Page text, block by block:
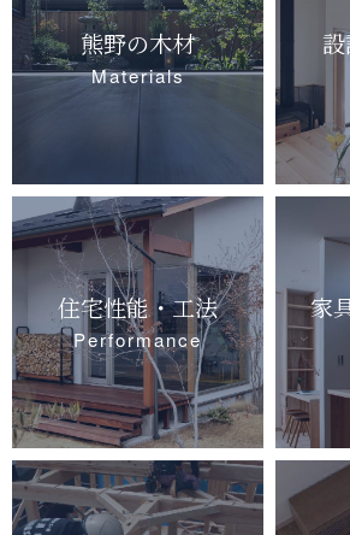
熊野の木材
Materials
住宅性能・工法
Performance
家